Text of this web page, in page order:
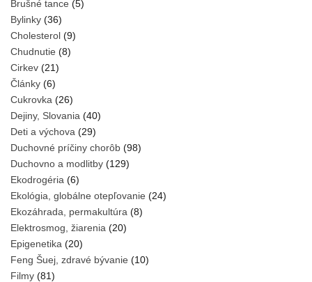
Brušné tance (5)
Bylinky (36)
Cholesterol (9)
Chudnutie (8)
Cirkev (21)
Články (6)
Cukrovka (26)
Dejiny, Slovania (40)
Deti a výchova (29)
Duchovné príčiny chorôb (98)
Duchovno a modlitby (129)
Ekodrogéria (6)
Ekológia, globálne otepľovanie (24)
Ekozáhrada, permakultúra (8)
Elektrosmog, žiarenia (20)
Epigenetika (20)
Feng Šuej, zdravé bývanie (10)
Filmy (81)